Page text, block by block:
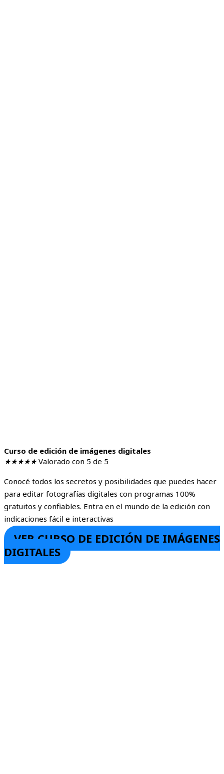
Curso de edición de imágenes digitales
★★★★★ Valorado con 5 de 5
Conocé todos los secretos y posibilidades que puedes hacer
para editar fotografías digitales con programas 100%
gratuitos y confiables. Entra en el mundo de la edición con
indicaciones fácil e interactivas
VER CURSO DE EDICIÓN DE IMÁGENES
DIGITALES